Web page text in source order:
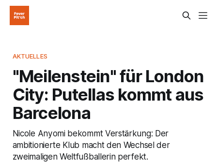
AKTUELLES
"Meilenstein" für London
City: Putellas kommt aus
Barcelona
Nicole Anyomi bekommt Verstärkung: Der
ambitionierte Klub macht den Wechsel der
zweimaligen Weltfußballerin perfekt.